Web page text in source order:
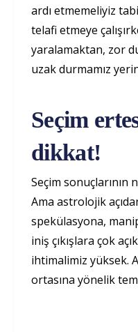
ardı etmemeliyiz
telafi etmeye
yaralamaktan, zor
uzak durmamız
Seçim
dikkat!
Seçim sonuçlarının
Ama astrolojik
spekülasyona,
iniş çıkışlara çok
ihtimalimiz yüksek.
ortasına yönelik